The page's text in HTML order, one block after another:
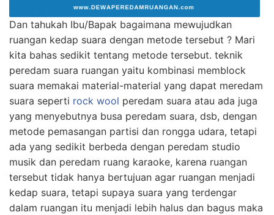
Dan tahukah Ibu/Bapak bagaimana mewujudkan
ruangan kedap suara dengan metode tersebut ? Mari
kita bahas sedikit tentang metode tersebut. teknik
peredam suara ruangan yaitu kombinasi memblock
suara memakai material-material yang dapat meredam
suara seperti rock wool peredam suara atau ada juga
yang menyebutnya busa peredam suara, dsb, dengan
metode pemasangan partisi dan rongga udara, tetapi
ada yang sedikit berbeda dengan peredam studio
musik dan peredam ruang karaoke, karena ruangan
tersebut tidak hanya bertujuan agar ruangan menjadi
kedap suara, tetapi supaya suara yang terdengar
dalam ruangan itu menjadi lebih halus dan bagus maka